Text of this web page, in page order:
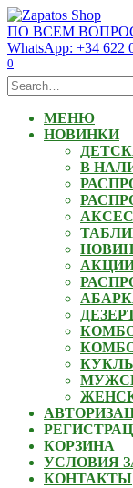
Skip
to
content
ПО ВСЕМ
WhatsApp: +34 622
0
Search
for:
МЕНЮ
НОВИНКИ
В
АКЦИИ
КОМБО
КОМБО
КУКЛЫ
КОРЗИНА
УСЛОВИЯ
КОНТАКТЫ